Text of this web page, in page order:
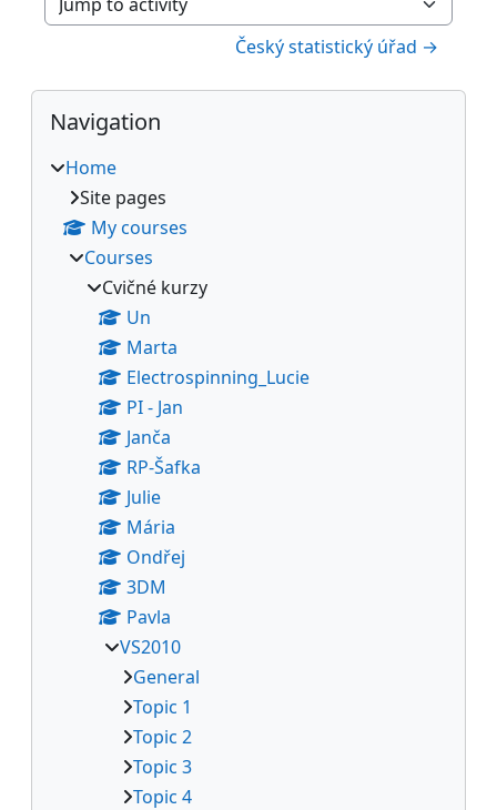
Jump to activity
Český statistický úřad →
Blocks
Skip Navigation
Navigation
Home
Site pages
My courses
Courses
Cvičné kurzy
Un
Marta
Electrospinning_Lucie
PI - Jan
Janča
RP-Šafka
Julie
Mária
Ondřej
3DM
Pavla
VS2010
General
Topic 1
Topic 2
Topic 3
Topic 4